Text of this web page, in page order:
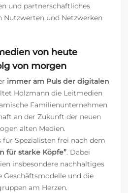
und partnerschaftliches
Nutzwerten und Netzwerken
von heute
von morgen
immer am Puls der digitalen
Holzmann die Leitmedien
Familienunternehmen
an der Zukunft der neuen
alten Medien.
Spezialisten frei nach dem
für starke Köpfe”. Dabei
insbesondere nachhaltiges
und die
am Herzen.